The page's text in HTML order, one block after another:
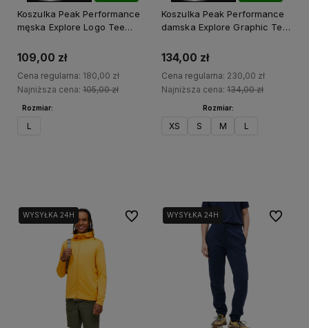
Koszulka Peak Performance
męska Explore Logo Tee
109,00 zł
Cena regularna: 180,00 zł
Najniższa cena: 105,00 zł
Rozmiar:
L
Koszulka Peak Performance
damska Explore Graphic Tee
134,00 zł
Cena regularna: 230,00 zł
Najniższa cena: 134,00 zł
Rozmiar:
XS S M L
WYSYŁKA 24H
WYSYŁKA 24H
WYSYŁKA 24H Do ulubionychWYSYŁKA 24H
WYSYŁKA 24H
WYSYŁKA 24H Do